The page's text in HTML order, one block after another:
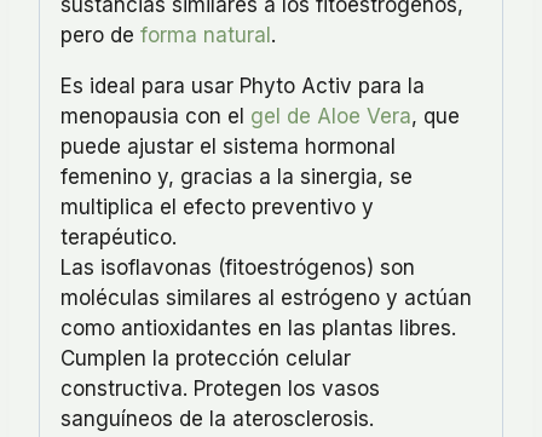
pero de forma natural.
Es ideal para usar Phyto Activ para la
menopausia con el gel de Aloe Vera, que
puede ajustar el sistema hormonal
femenino y, gracias a la sinergia, se
multiplica el efecto preventivo y
terapéutico.
Las isoflavonas (fitoestrógenos) son
moléculas similares al estrógeno y actúan
como antioxidantes en las plantas libres.
Cumplen la protección celular
constructiva. Protegen los vasos
sanguíneos de la aterosclerosis.